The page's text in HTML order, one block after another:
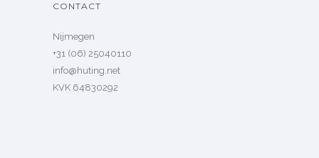
CONTACT
Nijmegen
+31 (06) 25040110
info@huting.net
KVK 64830292